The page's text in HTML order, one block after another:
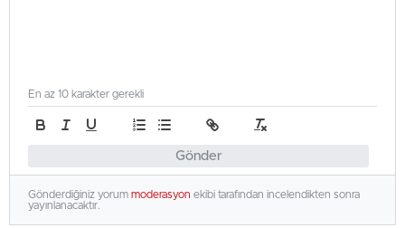
Gönder
En az 10 karakter gerekli
Gönderdiğiniz yorum moderasyon ekibi tarafından incelendikten sonra
yayınlanacaktır.